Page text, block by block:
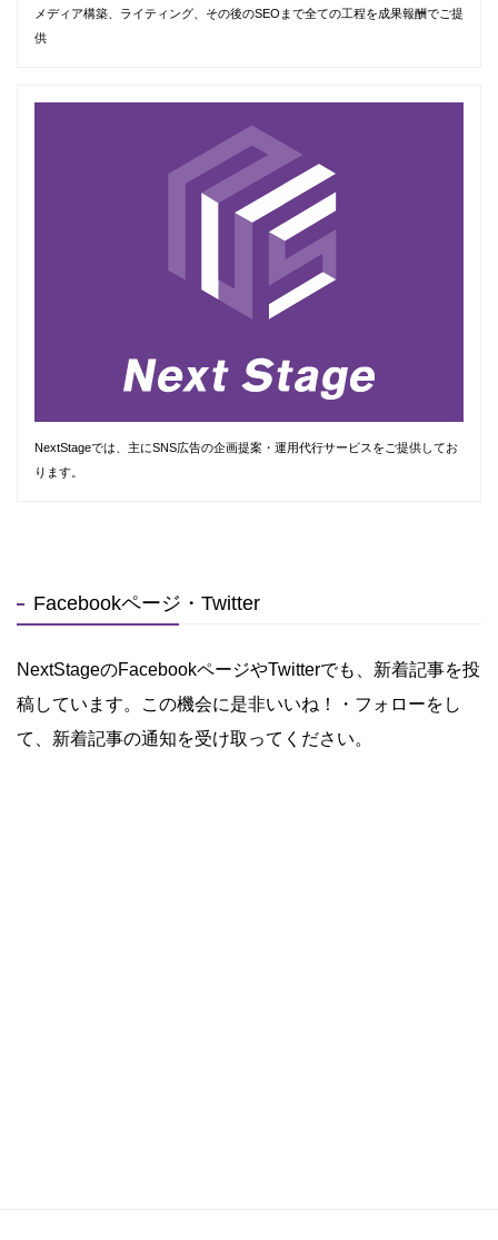
メディア構築、ライティング、その後のSEOまで全ての工程を成果報酬でご提
供
NextStageでは、主にSNS広告の企画提案・運用代行サービスをご提供してお
ります。
Facebookページ・Twitter
NextStageのFacebookページやTwitterでも、新着記事を投
稿しています。この機会に是非いいね！・フォローをし
て、新着記事の通知を受け取ってください。